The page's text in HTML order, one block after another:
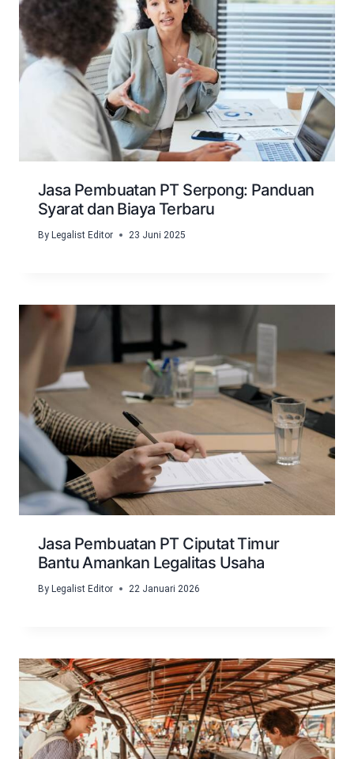
Jasa Pembuatan PT Serpong: Panduan
Syarat dan Biaya Terbaru
By Legalist Editor 23 Juni 2025
Jasa Pembuatan PT Ciputat Timur
Bantu Amankan Legalitas Usaha
By Legalist Editor 22 Januari 2026